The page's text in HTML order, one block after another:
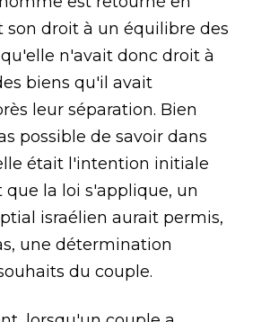
son droit à un équilibre des
n'avait donc droit à
biens qu'il avait
leur séparation. Bien
possible de savoir dans
était l'intention initiale
que la loi s'applique, un
israélien aurait permis,
une détermination
du couple.